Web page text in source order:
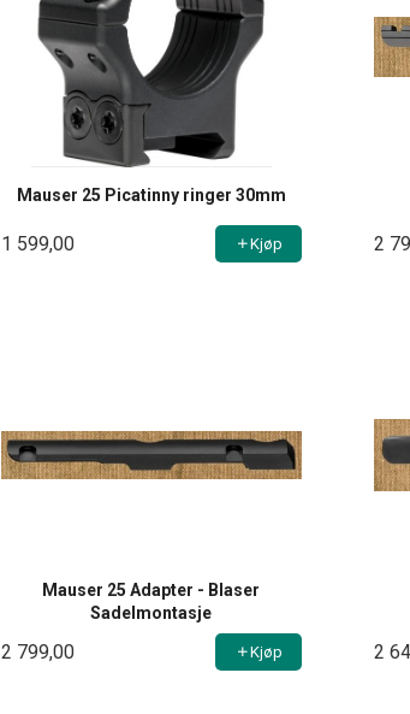
Mauser 25 Picatinny ringer 30mm
1 599,00 Kjøp 2
Mauser 25 Adapter - Blaser
Sadelmontasje
2 799,00 Kjøp 2